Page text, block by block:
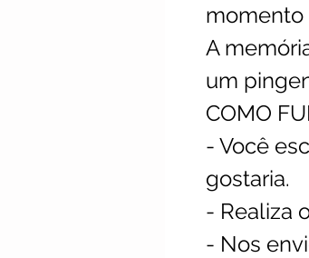
momento
A
um
COMO
- Você
gostaria.
- Realiza
- Nos